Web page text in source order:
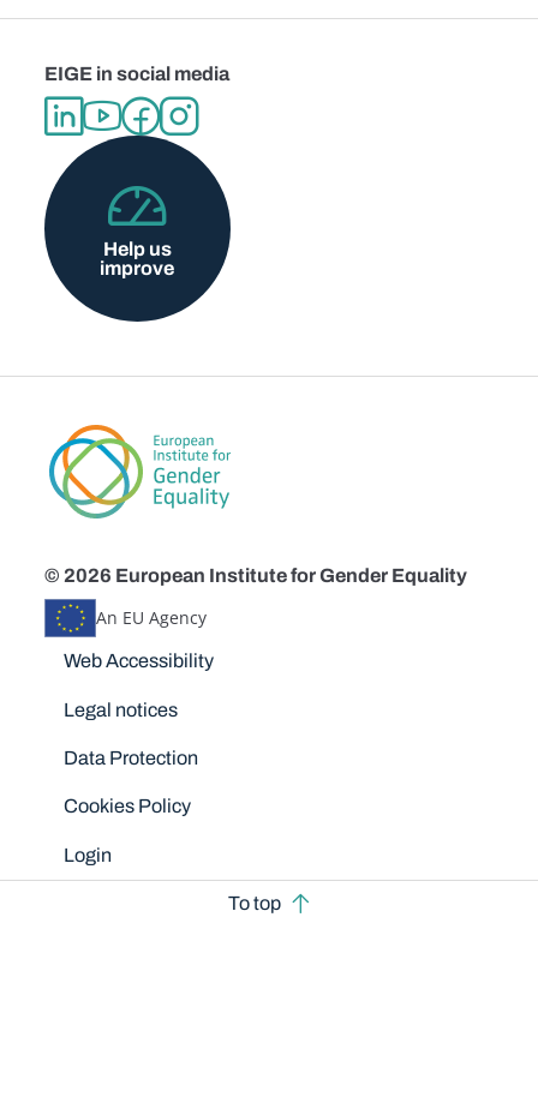
EIGE in social media
Help us
improve
© 2026 European Institute for Gender Equality
An EU Agency
Disclaimers
Web Accessibility
Legal notices
Data Protection
Cookies Policy
Login
To top